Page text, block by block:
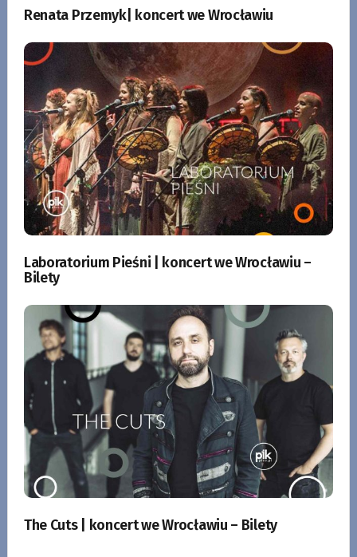
Renata Przemyk| koncert we Wrocławiu
Laboratorium Pieśni | koncert we Wrocławiu –
Bilety
The Cuts | koncert we Wrocławiu – Bilety